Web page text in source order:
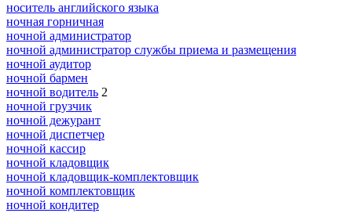
носитель английского языка
ночная горничная
ночной администратор
ночной администратор службы приема и размещения
ночной аудитор
ночной бармен
ночной водитель 2
ночной грузчик
ночной дежурант
ночной диспетчер
ночной кассир
ночной кладовщик
ночной кладовщик-комплектовщик
ночной комплектовщик
ночной кондитер